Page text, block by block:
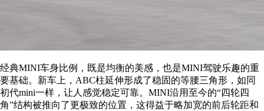
经典MINI车身比例，既是均衡的美感，也是MINI驾驶乐趣的重
要基础。新车上，ABC柱延伸形成了稳固的等腰三角形，如同
初代mini一样，让人感觉稳定可靠。MINI沿用至今的“四轮四
角”结构被推向了更极致的位置，这得益于略加宽的前后轮距和